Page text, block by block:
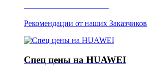
Рекомендации от наших Заказчиков
Спец цены на HUAWEI